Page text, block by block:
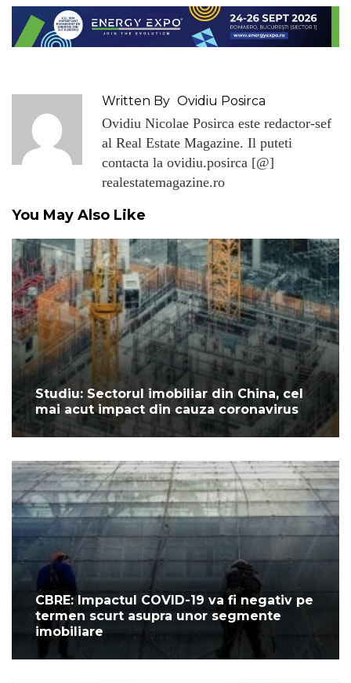
Written By Ovidiu Posirca
Ovidiu Nicolae Posirca este redactor-sef
al Real Estate Magazine. Il puteti
contacta la ovidiu.posirca [@]
realestatemagazine.ro
You May Also Like
Studiu: Sectorul imobiliar din China, cel
mai acut impact din cauza coronavirus
CBRE: Impactul COVID-19 va fi negativ pe
termen scurt asupra unor segmente
imobiliare